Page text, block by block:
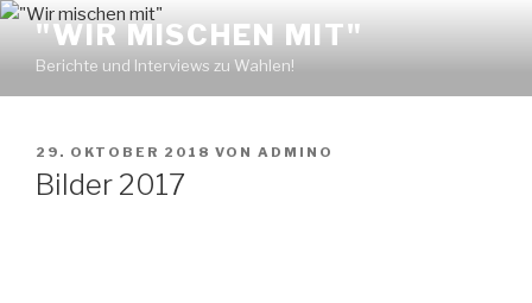
Zum
springen
"WIR MISCHEN MIT"
Berichte und Interviews zu Wahlen!
VERÖFFENTLICHT
AM
29. OKTOBER 2018 VON ADMINO
Bilder 2017